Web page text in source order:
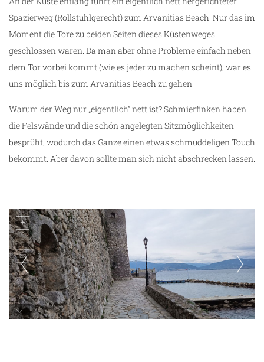
Spazierweg (Rollstuhlgerecht) zum Arvanitias Beach. Nur das im
Moment die Tore zu beiden Seiten dieses Küstenweges
geschlossen waren. Da man aber ohne Probleme einfach neben
dem Tor vorbei kommt (wie es jeder zu machen scheint), war es
uns möglich bis zum Arvanitias Beach zu gehen.
Warum der Weg nur „eigentlich“ nett ist? Schmierfinken haben
die Felswände und die schön angelegten Sitzmöglichkeiten
besprüht, wodurch das Ganze einen etwas schmuddeligen Touch
bekommt. Aber davon sollte man sich nicht abschrecken lassen.